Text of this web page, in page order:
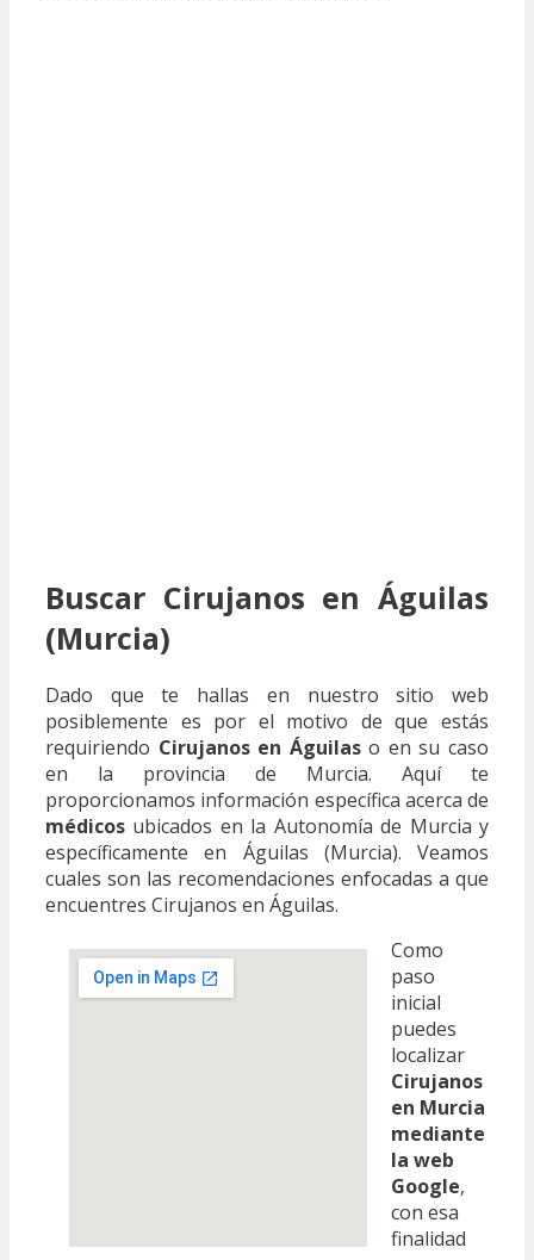
Buscar Cirujanos en Águilas
(Murcia)
Dado que te hallas en nuestro sitio web
posiblemente es por el motivo de que estás
requiriendo Cirujanos en Águilaso en su caso
en la provincia de Murcia. Aquí te
proporcionamos información específica acerca de
médicos ubicados en la Autonomía de Murcia y
específicamente en Águilas (Murcia). Veamos
cuales son las recomendaciones enfocadas a que
encuentres Cirujanos en Águilas.
Como
paso
inicial
puedes
localizar
Cirujanos
en Murcia
mediante
la web
Google,
con esa
finalidad